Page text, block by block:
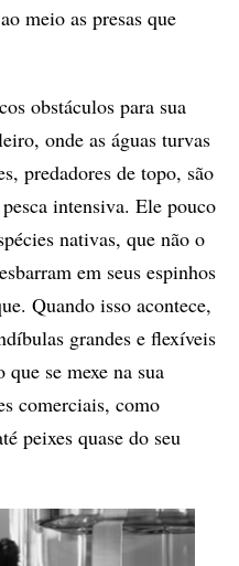
meio as presas que
obstáculos para sua
onde as águas turvas
predadores de topo, são
intensiva. Ele pouco
nativas, que não o
em seus espinhos
Quando isso acontece,
grandes e flexíveis
se mexe na sua
comerciais, como
peixes quase do seu